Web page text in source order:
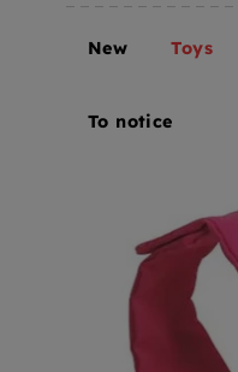
Home Toys
New Toys
To notice